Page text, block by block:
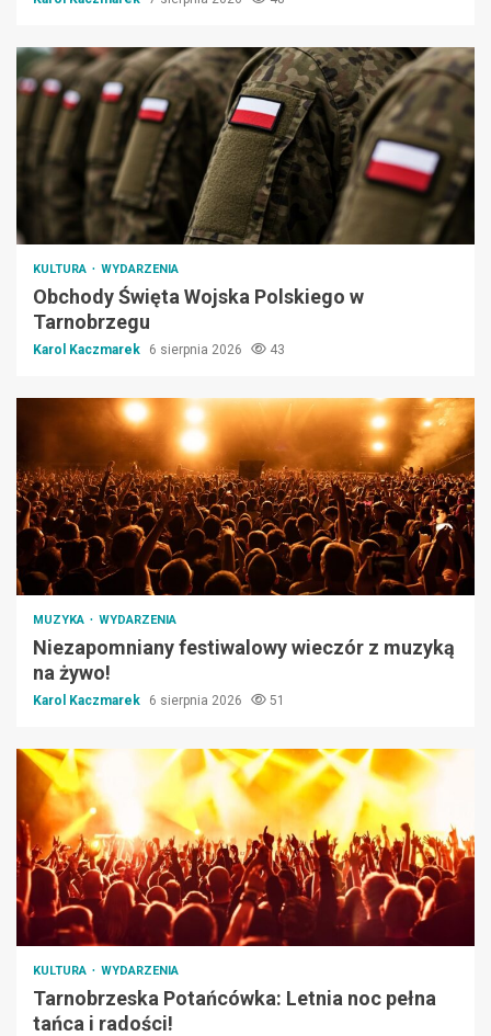
KULTURA WYDARZENIA
Obchody Święta Wojska Polskiego w
Tarnobrzegu
Karol Kaczmarek 6 sierpnia 2026 43
MUZYKA WYDARZENIA
Niezapomniany festiwalowy wieczór z muzyką
na żywo!
Karol Kaczmarek 6 sierpnia 2026 51
KULTURA WYDARZENIA
Tarnobrzeska Potańcówka: Letnia noc pełna
tańca i radości!